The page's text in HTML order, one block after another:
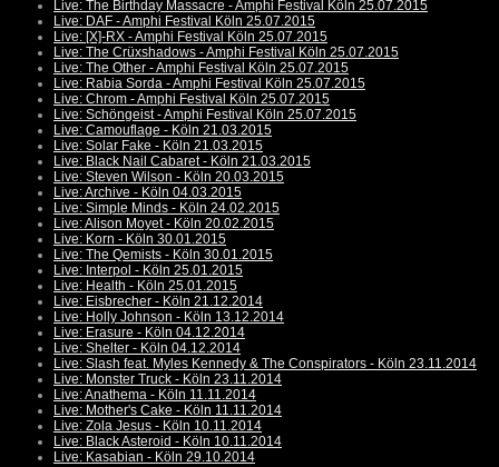
Live: The Birthday Massacre - Amphi Festival Köln 25.07.2015
Live: DAF - Amphi Festival Köln 25.07.2015
Live: [X]-RX - Amphi Festival Köln 25.07.2015
Live: The Crüxshadows - Amphi Festival Köln 25.07.2015
Live: The Other - Amphi Festival Köln 25.07.2015
Live: Rabia Sorda - Amphi Festival Köln 25.07.2015
Live: Chrom - Amphi Festival Köln 25.07.2015
Live: Schöngeist - Amphi Festival Köln 25.07.2015
Live: Camouflage - Köln 21.03.2015
Live: Solar Fake - Köln 21.03.2015
Live: Black Nail Cabaret - Köln 21.03.2015
Live: Steven Wilson - Köln 20.03.2015
Live: Archive - Köln 04.03.2015
Live: Simple Minds - Köln 24.02.2015
Live: Alison Moyet - Köln 20.02.2015
Live: Korn - Köln 30.01.2015
Live: The Qemists - Köln 30.01.2015
Live: Interpol - Köln 25.01.2015
Live: Health - Köln 25.01.2015
Live: Eisbrecher - Köln 21.12.2014
Live: Holly Johnson - Köln 13.12.2014
Live: Erasure - Köln 04.12.2014
Live: Shelter - Köln 04.12.2014
Live: Slash feat. Myles Kennedy & The Conspirators - Köln 23.11.2014
Live: Monster Truck - Köln 23.11.2014
Live: Anathema - Köln 11.11.2014
Live: Mother's Cake - Köln 11.11.2014
Live: Zola Jesus - Köln 10.11.2014
Live: Black Asteroid - Köln 10.11.2014
Live: Kasabian - Köln 29.10.2014